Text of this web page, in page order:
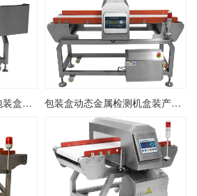
流水线金属检测机在线包装盒金检机金属异物检测剔除机 包装盒动态金属检测机盒装产品金属异物检测机盒装在线金检机